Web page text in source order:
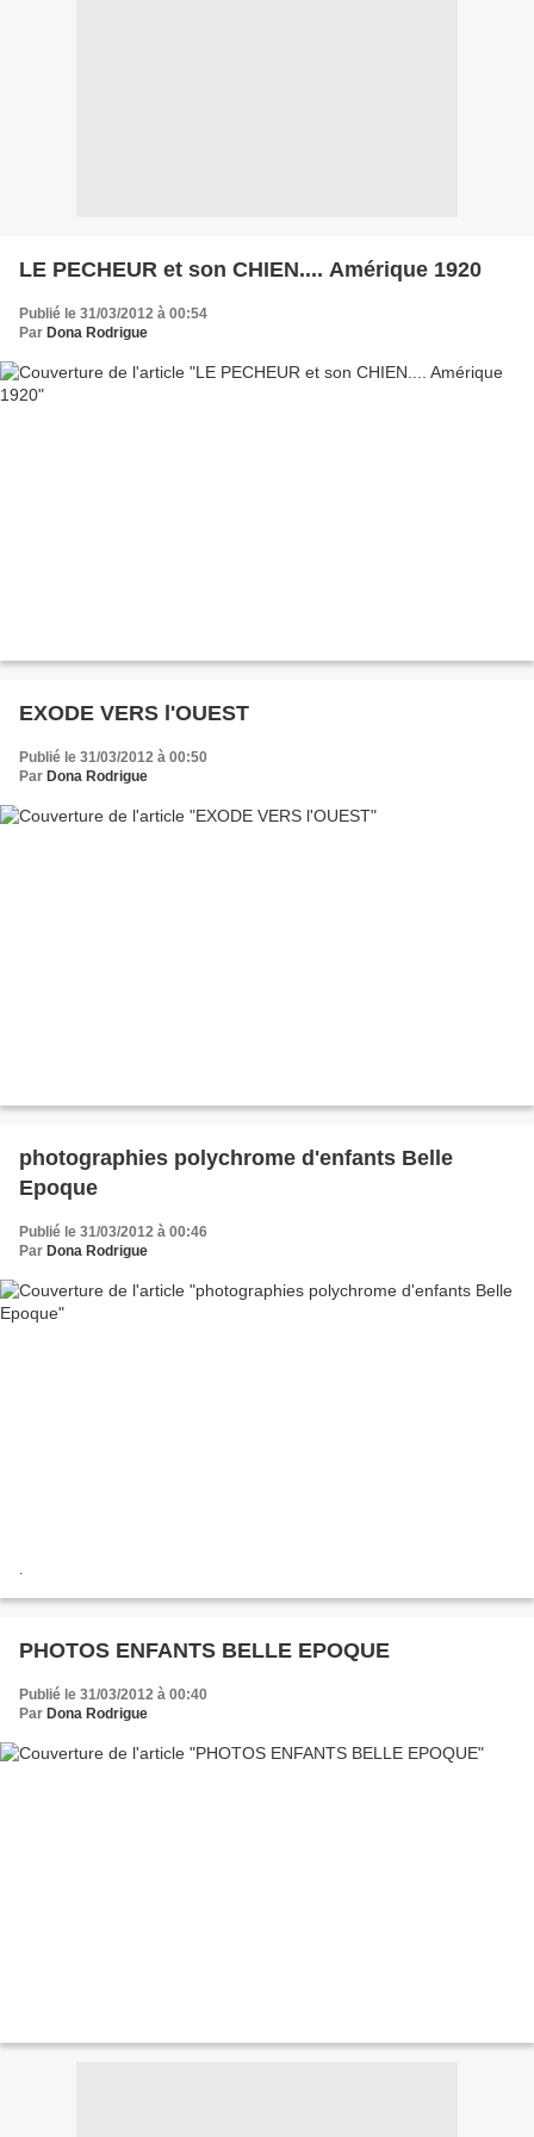
LE PECHEUR et son CHIEN.... Amérique 1920
Publié le 31/03/2012 à 00:54
Par Dona Rodrigue
EXODE VERS l'OUEST
Publié le 31/03/2012 à 00:50
Par Dona Rodrigue
photographies polychrome d'enfants Belle
Epoque
Publié le 31/03/2012 à 00:46
Par Dona Rodrigue
.
PHOTOS ENFANTS BELLE EPOQUE
Publié le 31/03/2012 à 00:40
Par Dona Rodrigue